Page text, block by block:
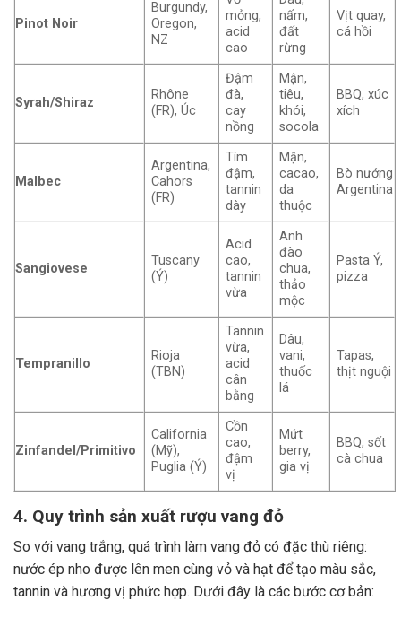
Pinot Noir
Burgundy,
Oregon,
NZ
mỏng,
acid
cao
nấm,
đất
rừng
Vịt quay,
cá hồi
Syrah/Shiraz
Rhône
(FR), Úc
Đậm
đà,
cay
nồng
Mận,
tiêu,
khói,
socola
BBQ, xúc
xích
Malbec
Argentina,
Cahors
(FR)
Tím
đậm,
tannin
dày
Mận,
cacao,
da
thuộc
Bò nướng
Argentina
Sangiovese
Tuscany
(Ý)
Acid
cao,
tannin
vừa
Anh
đào
chua,
thảo
mộc
Pasta Ý,
pizza
Tempranillo
Rioja
(TBN)
Tannin
vừa,
acid
cân
bằng
Dâu,
vani,
thuốc
lá
Tapas,
thịt nguội
Zinfandel/Primitivo
California
(Mỹ),
Puglia (Ý)
Cồn
cao,
đậm
vị
Mứt
berry,
gia vị
BBQ, sốt
cà chua
4. Quy trình sản xuất rượu vang đỏ
So với vang trắng, quá trình làm vang đỏ có đặc thù riêng:
nước ép nho được lên men cùng vỏ và hạt để tạo màu sắc,
tannin và hương vị phức hợp. Dưới đây là các bước cơ bản: